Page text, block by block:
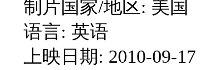
制片国家/地区: 美国
语言: 英语
上映日期: 2010-09-17